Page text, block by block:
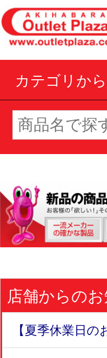
カテゴリか
店舗からの
【夏季休業日の